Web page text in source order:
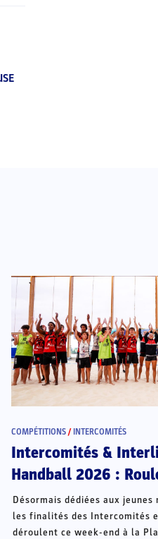
COMPÉTITIONS / INTERCOMITÉS
Intercomités &
Handball 2026 :
Désormais dédiées aux
les finalités des Intercomités
déroulent ce week-end à la